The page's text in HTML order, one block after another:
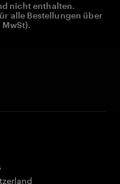
nicht enthalten.
alle Bestellungen über